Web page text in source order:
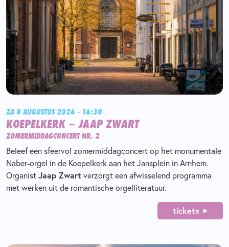
ZA 8 AUGUSTUS 2026 - 16:30
KOEPELKERK – JAAP ZWART
ZOMERMIDDAGCONCERT NR. 2
Beleef een sfeervol zomermiddagconcert op het monumentale
Naber-orgel in de Koepelkerk aan het Jansplein in Arnhem.
OrganistJaap Zwart verzorgt een afwisselend programma
met werken uit de romantische orgelliteratuur.
tickets